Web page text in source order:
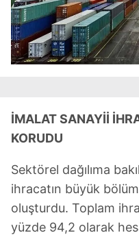
İMALAT SANAYİİ
KORUDU
Sektörel dağılıma
ihracatın büyük
oluşturdu. Toplam
yüzde 94,2 olarak